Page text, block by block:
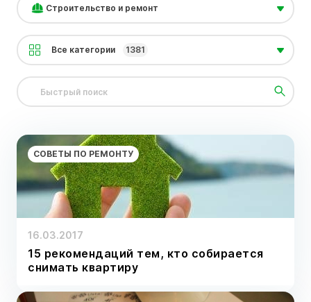
Строительство и ремонт
Все категории 1381
СОВЕТЫ ПО РЕМОНТУ
16.03.2017
15 рекомендаций тем, кто собирается
снимать квартиру